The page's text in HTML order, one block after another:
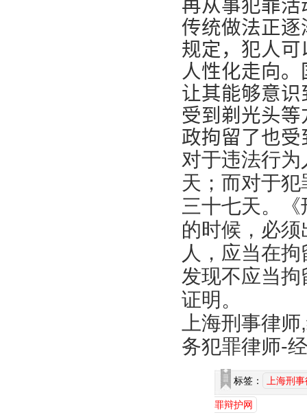
再从事犯罪
传统做法正
规定，犯人
人性化走向
让其能够意
受到剃光头
政拘留了也
对于违法行
天；而对于
三十七天。
的时候，必
人，应当在
发现不应当
证明。
上海刑事律
务犯罪律师-
标签： 上海刑
罪辩护网